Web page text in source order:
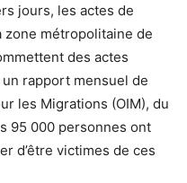
jours, les actes de
métropolitaine de
des actes
rapport mensuel de
les Migrations (OIM), du
95 000 personnes ont
d’être victimes de ces